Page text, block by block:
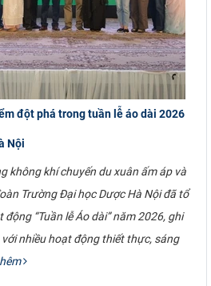
đột phá trong tuần lễ áo dài 2026
Nội
không khí chuyến du xuân ấm áp và
Trường Đại học Dược Hà Nội đã tổ
“Tuần lễ Áo dài” năm 2026, ghi
nhiều hoạt động thiết thực, sáng